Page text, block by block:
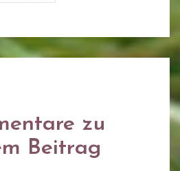
zu
Beitrag